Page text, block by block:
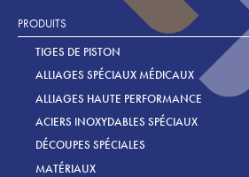
PRODUITS
TIGES DE PISTON
ALLIAGES SPÉCIAUX MÉDICAUX
ALLIAGES HAUTE PERFORMANCE
ACIERS INOXYDABLES SPÉCIAUX
DÉCOUPES SPÉCIALES
MATÉRIAUX